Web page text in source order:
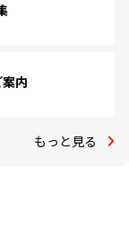
内
もっと見る